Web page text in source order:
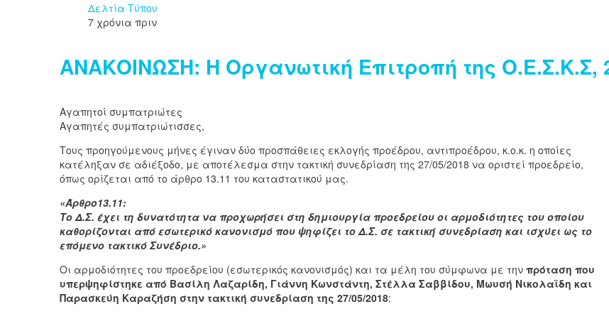
Δελτία Τύπου
7 χρόνια πριν
ΑΝΑΚΟΙΝΩΣΗ: Η Οργανωτική Επιτροπή της Ο.Ε.Σ.Κ.Σ,
Αγαπητοί συμπατριώτες
Αγαπητές συμπατριώτισσες,
Τους προηγούμενους μήνες έγιναν δύο προσπάθειες εκλογής προέδρου, αντιπροέδρου, κ.ο.κ. η οποίες
κατέληξαν σε αδιέξοδο, με αποτέλεσμα στην τακτική συνεδρίαση της 27/05/2018 να οριστεί προεδρείο,
όπως ορίζεται από το άρθρο 13.11 του καταστατικού μας.
«Άρθρο13.11:
Το Δ.Σ. έχει τη δυνατότητα να προχωρήσει στη δημιουργία προεδρείου οι αρμοδιότητες του οποίου
καθορίζονται από εσωτερικό κανονισμό που ψηφίζει το Δ.Σ. σε τακτική συνεδρίαση και ισχύει ως το
επόμενο τακτικό Συνέδριο.»
Οι αρμοδιότητες του προεδρείου (εσωτερικός κανονισμός) και τα μέλη του σύμφωνα με την πρόταση που
υπερψηφίστηκε από Βασίλη Λαζαρίδη, Γιάννη Κωνστάντη, Στέλλα Σαββίδου, Μωυσή Νικολαϊδη και
Παρασκεύη Καραζήση στην τακτική συνεδρίαση της 27/05/2018: